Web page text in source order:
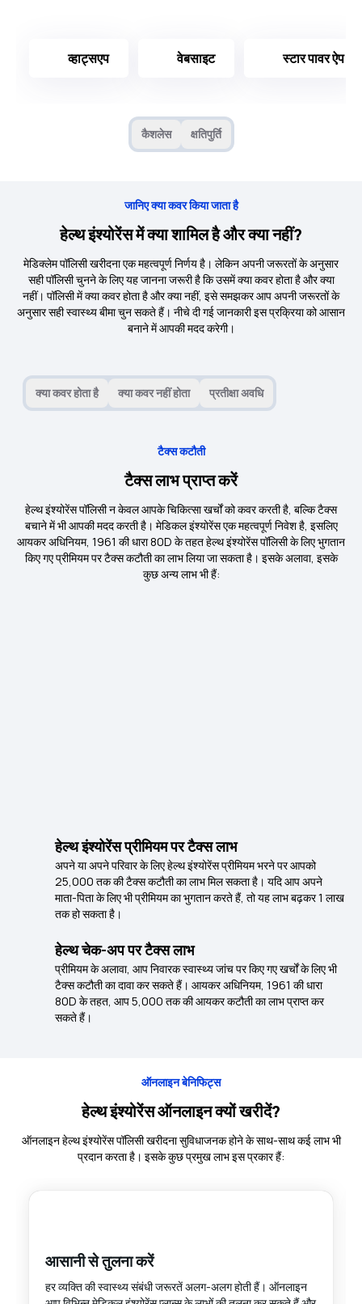
व्हाट्सएप वेबसाइट स्टार पावर ऐप
कैशलेस क्षतिपुर्ति
जानिए क्या कवर किया जाता है
हेल्थ इंश्योरेंस में क्या शामिल है और क्या नहीं?
मेडिक्लेम पॉलिसी खरीदना एक महत्वपूर्ण निर्णय है। लेकिन अपनी जरूरतों के अनुसार
सही पॉलिसी चुनने के लिए यह जानना जरूरी है कि उसमें क्या कवर होता है और क्या
नहीं। पॉलिसी में क्या कवर होता है और क्या नहीं, इसे समझकर आप अपनी जरूरतों के
अनुसार सही स्वास्थ्य बीमा चुन सकते हैं। नीचे दी गई जानकारी इस प्रक्रिया को आसान
बनाने में आपकी मदद करेगी।
क्या कवर होता है क्या कवर नहीं होता प्रतीक्षा अवधि
टैक्स कटौती
टैक्स लाभ प्राप्त करें
हेल्थ इंश्योरेंस पॉलिसी न केवल आपके चिकित्सा खर्चों को कवर करती है, बल्कि टैक्स
बचाने में भी आपकी मदद करती है। मेडिकल इंश्योरेंस एक महत्वपूर्ण निवेश है, इसलिए
आयकर अधिनियम, 1961 कीधारा 80D के तहत हेल्थ इंश्योरेंस पॉलिसी के लिए भुगतान
किए गए प्रीमियम पर टैक्स कटौती का लाभ लिया जा सकता है। इसके अलावा, इसके
कुछ अन्य लाभ भी हैं:
हेल्थ इंश्योरेंस प्रीमियम पर टैक्स लाभ
अपने या अपने परिवार के लिए हेल्थ इंश्योरेंस प्रीमियम भरने पर आपको
₹25,000 तक की टैक्स कटौती का लाभ मिल सकता है। यदि आप अपने
माता-पिता के लिए भी प्रीमियम का भुगतान करते हैं, तो यह लाभ बढ़कर ₹1 लाख
तक हो सकता है।
हेल्थ चेक-अप पर टैक्स लाभ
प्रीमियम के अलावा, आप निवारक स्वास्थ्य जांच पर किए गए खर्चों के लिए भी
टैक्स कटौती का दावा कर सकते हैं। आयकर अधिनियम, 1961 की धारा
80D के तहत, आप ₹5,000 तक की आयकर कटौती का लाभ प्राप्त कर
सकते हैं।
ऑनलाइन बेनिफिट्स
हेल्थ इंश्योरेंस ऑनलाइन क्यों खरीदें?
ऑनलाइन हेल्थ इंश्योरेंस पॉलिसी खरीदना सुविधाजनक होने के साथ-साथ कई लाभ भी
प्रदान करता है। इसके कुछ प्रमुख लाभ इस प्रकार हैं:
आसानी से तुलना करें
हर व्यक्ति की स्वास्थ्य संबंधी जरूरतें अलग-अलग होती हैं। ऑनलाइन